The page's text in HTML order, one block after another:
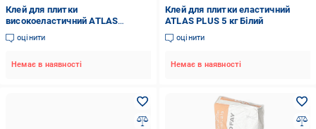
Клей для плитки
високоеластичний ATLAS
GEOFLEX C2TE 5 кг
оцінити
Немає в наявності
Клей для плитки еластичний
ATLAS PLUS 5 кг Білий
оцінити
Немає в наявності